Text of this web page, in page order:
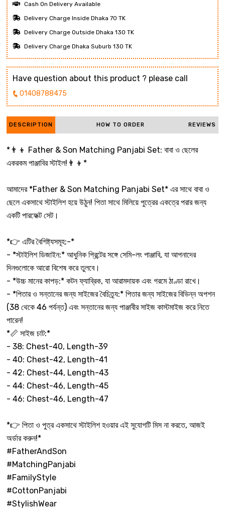
Cash On Delivery Available
Delivery Charge Inside Dhaka 70 TK
Delivery Charge Outside Dhaka 130 TK
Delivery Charge Dhaka Suburb 130 TK
Have question about this product ? please call
01408788475
DESCRIPTION HOW TO ORDER REVIEWS
*👨‍👦 Father & Son Matching Panjabi Set: বাবা ও ছেলের
একরকম পাঞ্জাবির স্টাইল!👨‍👦*
আমাদের *Father & Son Matching Panjabi Set* এর সাথে বাবা ও
ছেলে একসাথে স্টাইলিশ হয়ে উঠুন! পিতা সাথে মিলিয়ে পুত্রের একত্রে পরার জন্য
একটি পারফেক্ট সেট।
*👉 এটির বৈশিষ্ট্যসমূহ:-*
- *স্টাইলিশ ডিজাইন:* আধুনিক প্রিন্টের সঙ্গে সেমি-লং পাঞ্জাবি, যা আপনাদের
দিনগুলোকে আরো বিশেষ করে তুলবে।
- *উচ্চ মানের কাপড়:* কটন ফ্যাব্রিক, যা আরামদায়ক এবং গরমে ঠাণ্ডা রাখে।
- *পিতার ও সন্তানের জন্য সাইজের বৈচিত্র্য:* পিতার জন্য সাইজের বিভিন্ন অপশন
(38 থেকে 46 পর্যন্ত) এবং সন্তানের জন্য পাঞ্জাবীর সাইজ কাস্টমাইজ করে নিতে
পারেন!
*📏 সাইজ চাট:*
- 38: Chest-40, Length-39
- 40: Chest-42, Length-41
- 42: Chest-44, Length-43
- 44: Chest-46, Length-45
- 46: Chest-46, Length-47
*👉 পিতা ও পুত্র একসাথে স্টাইলিশ হওয়ার এই সুযোগটি মিস না করতে, আজই
অর্ডার করুন!*
#FatherAndSon
#MatchingPanjabi
#FamilyStyle
#CottonPanjabi
#StylishWear